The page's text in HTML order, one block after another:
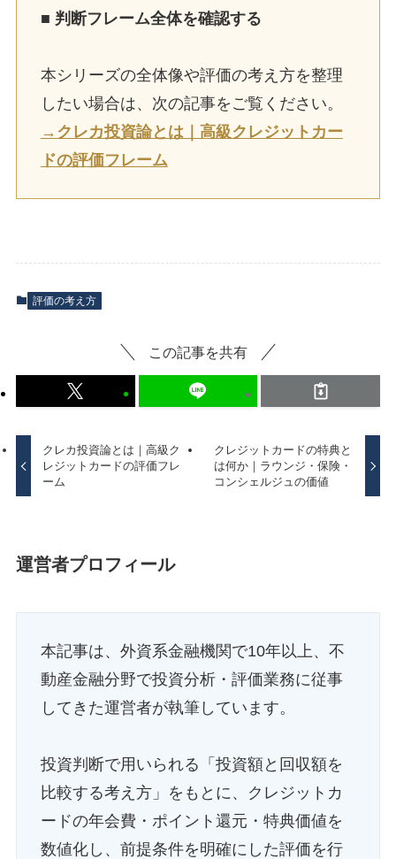
■ 判断フレーム全体を確認する
本シリーズの全体像や評価の考え方を整理
したい場合は、次の記事をご覧ください。
→クレカ投資論とは｜高級クレジットカー
ドの評価フレーム
評価の考え方
この記事を共有
クレカ投資論とは｜高級ク
レジットカードの評価フレ
ーム
クレジットカードの特典と
は何か｜ラウンジ・保険・
コンシェルジュの価値
運営者プロフィール
本記事は、外資系金融機関で10年以上、不
動産金融分野で投資分析・評価業務に従事
してきた運営者が執筆しています。
投資判断で用いられる「投資額と回収額を
比較する考え方」をもとに、クレジットカ
ードの年会費・ポイント還元・特典価値を
数値化し、前提条件を明確にした評価を行